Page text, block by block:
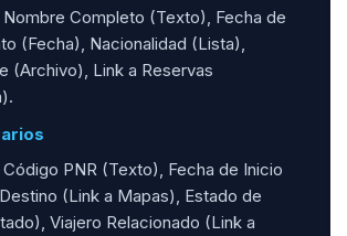
Completo (Texto), Fecha de
(Fecha), Nacionalidad (Lista),
(Archivo), Link a Reservas
PNR (Texto), Fecha de Inicio
(Link a Mapas), Estado de
Viajero Relacionado (Link a